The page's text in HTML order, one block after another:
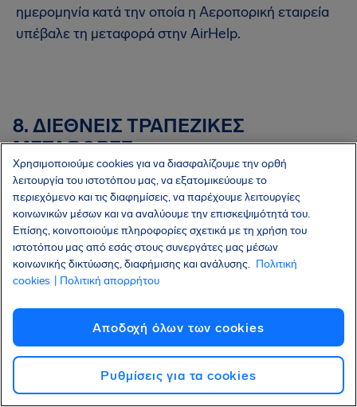
ημερομηνία κατά την οποία η Αεροπορική εταιρεία
υπέβαλε τη μεταφορά στην AirHelp.
8. ΔΙΕΘΝΕΙΣ ΤΡΑΠΕΖΙΚΕΣ
ΜΕΤΑΦΟΡΕΣ
Η AirHelp προσφέρει διεθνείς τραπεζικές
μεταφορές μέσω ενός Τρίτου Μέρους AirHelp χωρίς
πρόσθετες χρεώσεις. Ωστόσο, η AirHelp δεν θα
καλύψει οποιαδήποτε πρόσθετα τέλη ή έξοδα που
ενδέχεται να σας χρεώσει προμήθεια ανταλλαγής
συναλλάγματος.
Χρησιμοποιούμε cookies για να διασφαλίζουμε την ορθή
λειτουργία του ιστοτόπου μας, να εξατομικεύουμε το
περιεχόμενο και τις διαφημίσεις, να παρέχουμε λειτουργίες
κοινωνικών μέσων και να αναλύουμε την επισκεψιμότητά του.
Επίσης, κοινοποιούμε πληροφορίες σχετικά με τη χρήση του
ιστοτόπου μας από εσάς στους συνεργάτες μας μέσων
κοινωνικής δικτύωσης, διαφήμισης και ανάλυσης. Πολιτική
cookies
| Πολιτική απορρήτου
Αποδοχή όλων των cookies
Ρυθμίσεις για τα cookies